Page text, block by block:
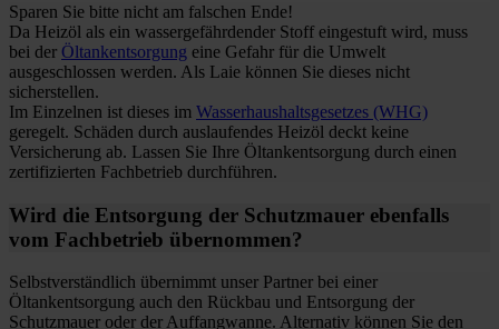
Sparen Sie bitte nicht am falschen Ende!
Da Heizöl als ein wassergefährdender Stoff eingestuft wird, muss
bei der Öltankentsorgung eine Gefahr für die Umwelt
ausgeschlossen werden. Als Laie können Sie dieses nicht
sicherstellen.
Im Einzelnen ist dieses im Wasserhaushaltsgesetzes (WHG)
geregelt. Schäden durch auslaufendes Heizöl deckt keine
Versicherung ab. Lassen Sie Ihre Öltankentsorgung durch einen
zertifizierten Fachbetrieb durchführen.
Wird die Entsorgung der Schutzmauer ebenfalls
vom Fachbetrieb übernommen?
Selbstverständlich übernimmt unser Partner bei einer
Öltankentsorgung auch den Rückbau und Entsorgung der
Schutzmauer oder der Auffangwanne. Alternativ können Sie den